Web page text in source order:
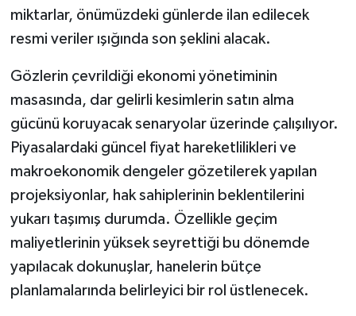
miktarlar, önümüzdeki günlerde ilan edilecek
resmi veriler ışığında son şeklini alacak.
Gözlerin çevrildiği ekonomi yönetiminin
masasında, dar gelirli kesimlerin satın alma
gücünü koruyacak senaryolar üzerinde çalışılıyor.
Piyasalardaki güncel fiyat hareketlilikleri ve
makroekonomik dengeler gözetilerek yapılan
projeksiyonlar, hak sahiplerinin beklentilerini
yukarı taşımış durumda. Özellikle geçim
maliyetlerinin yüksek seyrettiği bu dönemde
yapılacak dokunuşlar, hanelerin bütçe
planlamalarında belirleyici bir rol üstlenecek.